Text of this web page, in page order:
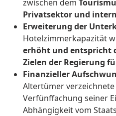
zwischen dem
Privatsektor und
Erweiterung der
Hotelzimmerkapazität
erhöht und entspricht
Zielen der Regierung
Finanzieller
Altertümer
Verfünffachung seiner
Abhängigkeit vom